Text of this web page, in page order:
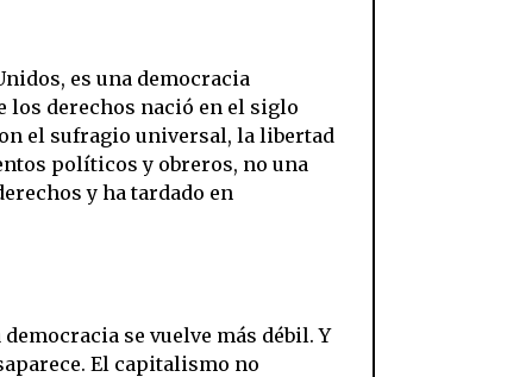
es una democracia
los derechos nació en el siglo
el sufragio universal, la libertad
políticos y obreros, no una
y ha tardado en
se vuelve más débil. Y
El capitalismo no